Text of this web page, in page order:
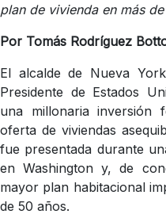
plan de vivienda en más
Por Tomás Rodríguez
El alcalde de Nueva
Presidente de Estados
una millonaria inversión
oferta de viviendas
fue presentada durante
en Washington y, de
mayor plan habitacional
de 50 años.